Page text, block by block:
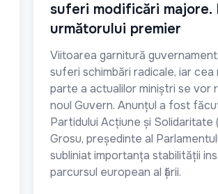
suferi modificări majore.
următorului premier
Viitoarea garnitură
suferi schimbări radicale, iar cea
parte a actualilor miniștri se vor
noul Guvern. Anunțul a fost
Partidului Acțiune și Solidaritate
Grosu, președinte al
subliniat importanța stabilității
parcursul european al țării.